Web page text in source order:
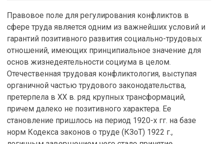
Правовое поле для регулирования конфликтов в
сфере труда является одним из важнейших условий и
гарантий позитивного развития социально-трудовых
отношений, имеющих принципиальное значение для
основ жизнедеятельности социума в целом.
Отечественная трудовая конфликтология, выступая
органичной частью трудового законодательства,
претерпела в ХХ в. ряд крупных трансформаций,
причем далеко не позитивного характера. Ее
становление пришлось на период 1920-х гг. на базе
норм Кодекса законов о труде (КЗоТ) 1922 г.,